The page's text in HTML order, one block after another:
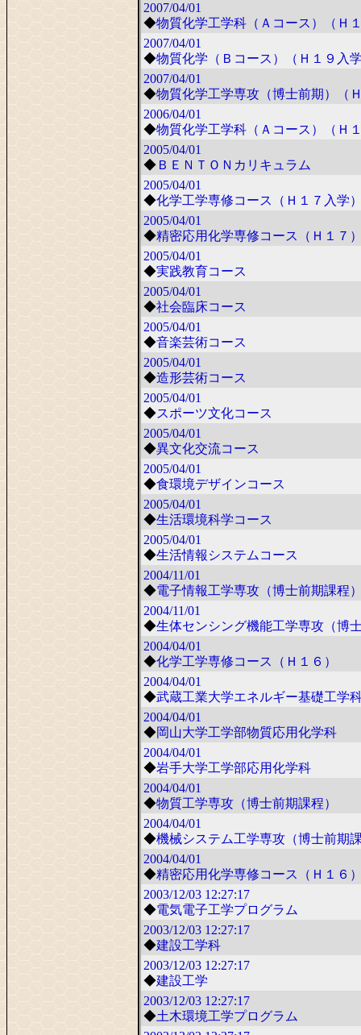
2007/04/01
◆物質化学工学科（Ａコース）（Ｈ
2007/04/01
◆物質化学（Ｂコース）（Ｈ１９入
2007/04/01
◆物質化学工学専攻（博士前期）（
2006/04/01
◆物質化学工学科（Ａコース）（Ｈ
2005/04/01
◆ ＢＥＮＴＯＮカリキュラム
2005/04/01
◆化学工学専修コース（Ｈ１７入学
2005/04/01
◆精密応用化学専修コース（Ｈ１７
2005/04/01
◆実践教育コース
2005/04/01
◆社会臨床コース
2005/04/01
◆音楽芸術コース
2005/04/01
◆造形芸術コース
2005/04/01
◆スポーツ文化コース
2005/04/01
◆異文化交流コース
2005/04/01
◆食環境デザインコース
2005/04/01
◆生活環境科学コース
2005/04/01
◆生活情報システムコース
2004/11/01
◆電子情報工学専攻（博士前期課程
2004/11/01
◆生体センシング機能工学専攻（博
2004/04/01
◆化学工学専修コース（Ｈ１６）
2004/04/01
◆武蔵工業大学エネルギー基礎工学
2004/04/01
◆岡山大学工学部物質応用化学科
2004/04/01
◆岩手大学工学部応用化学科
2004/04/01
◆物質工学専攻（博士前期課程）
2004/04/01
◆機械システム工学専攻（博士前期
2004/04/01
◆精密応用化学専修コース（Ｈ１６
2003/12/03 12:27:17
◆電気電子工学プログラム
2003/12/03 12:27:17
◆建設工学科
2003/12/03 12:27:17
◆建設工学
2003/12/03 12:27:17
◆土木環境工学プログラム